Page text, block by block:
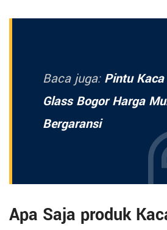
Baca juga: Pintu
Glass Bogor Harga
Bergaransi
Apa Saja produk